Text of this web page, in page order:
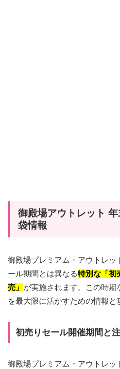
御殿場アウトレット
袋情報
御殿場プレミアム・アウトレッ
ール期間とは異なる特別な「初
売」 が実施されます。この時期
を最大限に活かすための情報と
初売りセール開催期間と
御殿場プレミアム・アウトレッ